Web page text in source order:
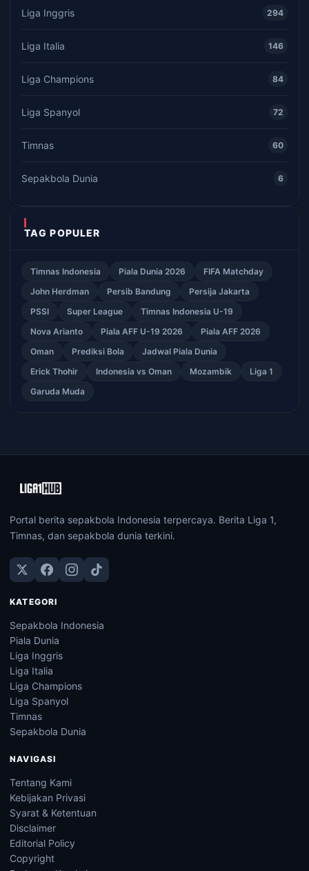
Liga Inggris 294
Liga Italia 146
Liga Champions 84
Liga Spanyol 72
Timnas 60
Sepakbola Dunia 6
TAG POPULER
Timnas Indonesia Piala Dunia 2026
FIFA Matchday
John Herdman
Persib Bandung
Persija Jakarta
PSSI
Super League
Timnas Indonesia U-19
Nova Arianto
Piala AFF U-19 2026
Piala AFF 2026
Oman
Prediksi Bola
Jadwal Piala Dunia
Erick Thohir
Indonesia vs Oman Mozambik
Liga 1
Garuda Muda
Portal berita sepakbola Indonesia terpercaya. Berita Liga 1,
Timnas, dan sepakbola dunia terkini.
KATEGORI
Sepakbola Indonesia
Piala Dunia
Liga Inggris
Liga Italia
Liga Champions
Liga Spanyol
Timnas
Sepakbola Dunia
NAVIGASI
Tentang Kami
Kebijakan Privasi
Syarat & Ketentuan
Disclaimer
Editorial Policy
Copyright